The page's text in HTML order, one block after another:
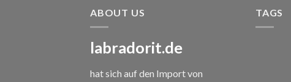
ABOUT US
labradorit.de
hat sich auf den Import von
TAGS